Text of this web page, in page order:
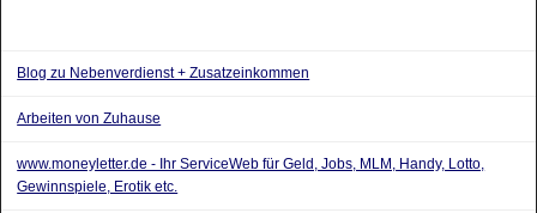
Blog zu Nebenverdienst + Zusatzeinkommen
Arbeiten von Zuhause
www.moneyletter.de - Ihr ServiceWeb für Geld, Jobs, MLM, Handy, Lotto,
Gewinnspiele, Erotik etc.